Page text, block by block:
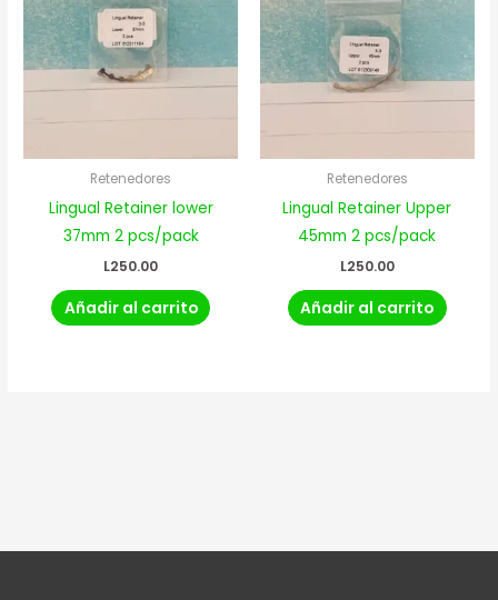
Retenedores
Lingual Retainer lower
37mm 2 pcs/pack
L250.00
Añadir al carrito
Retenedores
Lingual Retainer Upper
45mm 2 pcs/pack
L250.00
Añadir al carrito